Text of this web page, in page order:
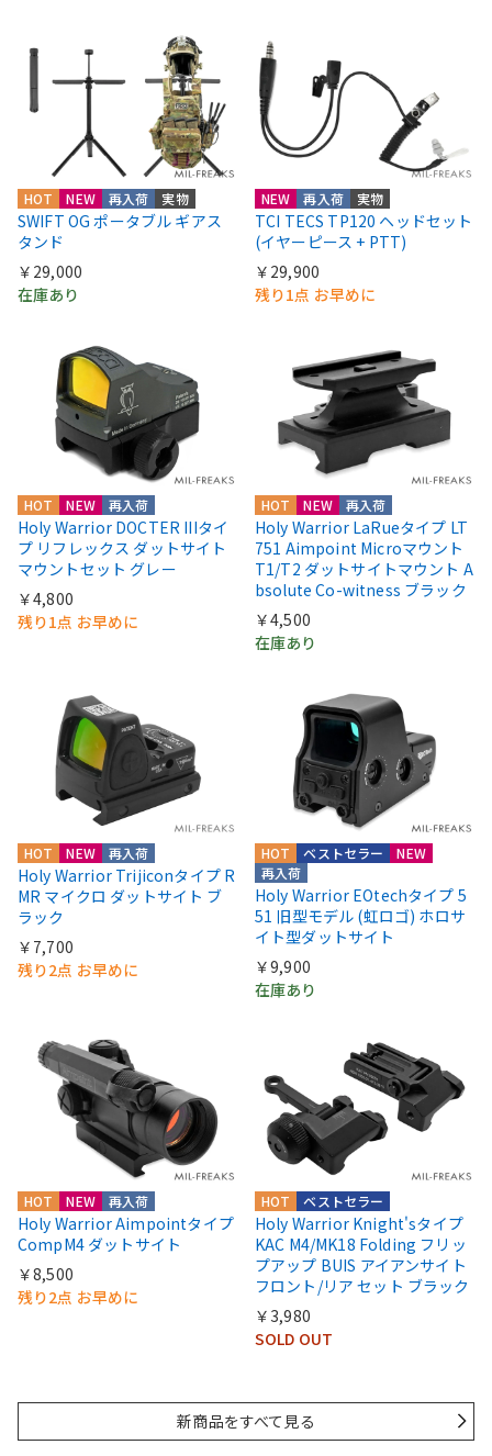
HOT NEW 再入荷 実物
SWIFT OG ポータブル ギアス
タンド
￥29,000
在庫あり
NEW 再入荷 実物
TCI TECS TP120 ヘッドセット
(イヤーピース + PTT)
￥29,900
残り1点 お早めに
HOT NEW 再入荷
Holy Warrior DOCTER IIIタイ
プ リフレックス ダットサイト
マウントセット グレー
￥4,800
残り1点 お早めに
HOT NEW 再入荷
Holy Warrior LaRueタイプ LT
751 Aimpoint Microマウント
T1/T2 ダットサイトマウント A
bsolute Co-witness ブラック
￥4,500
在庫あり
HOT NEW 再入荷
Holy Warrior Trijiconタイプ R
MR マイクロ ダットサイト ブ
ラック
￥7,700
残り2点 お早めに
HOT
NEW
再入荷
ベストセラー
Holy Warrior EOtechタイプ 5
51 旧型モデル (虹ロゴ) ホロサ
イト型ダットサイト
￥9,900
在庫あり
HOT NEW 再入荷
Holy Warrior Aimpointタイプ
CompM4 ダットサイト
￥8,500
残り2点 お早めに
HOT ベストセラー
Holy Warrior Knight'sタイプ
KAC M4/MK18 Folding フリッ
プアップ BUIS アイアンサイト
フロント/リア セット ブラック
￥3,980
SOLD OUT
新商品をすべて見る